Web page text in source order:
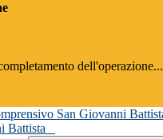
dell'operazione...
Battista